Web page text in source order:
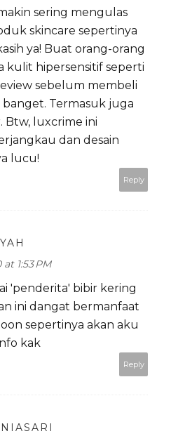
sering mengulas
skincare sepertinya
ya! Buat orang-orang
kulit hipersensitif seperti
sebelum membeli
Termasuk juga
Btw, luxcrime ini
dan desain
lucu!
Reply
1:53 PM
'penderita' bibir kering
ini dangat bermanfaat
sepertinya akan aku
kak
Reply